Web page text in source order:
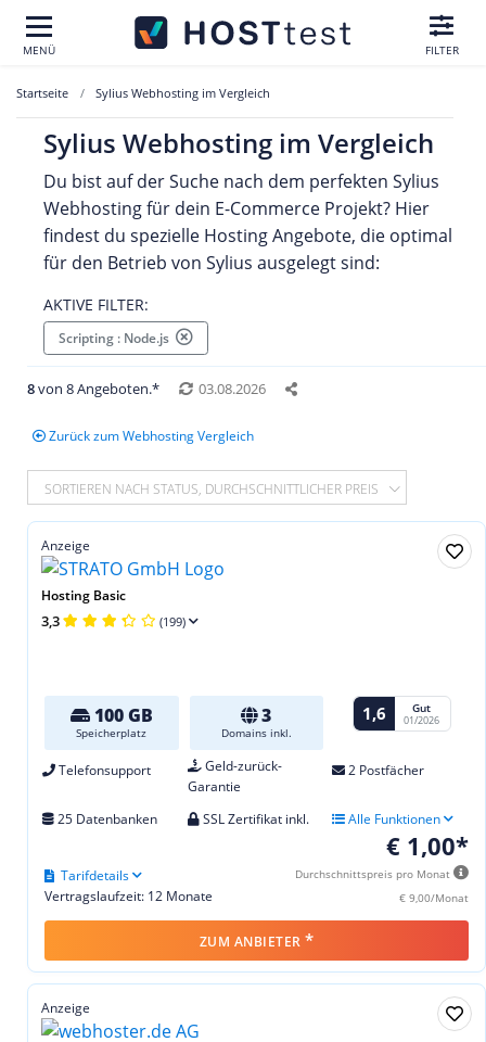
MENÜ FILTER
Startseite Sylius Webhosting im Vergleich
Sylius Webhosting im Vergleich
Du bist auf der Suche nach dem perfekten Sylius
Webhosting für dein E-Commerce Projekt? Hier
findest du spezielle Hosting Angebote, die optimal
für den Betrieb von Sylius ausgelegt sind:
AKTIVE FILTER:
Scripting : Node.js
8von 8 Angeboten.* 03.08.2026
Zurück zum Webhosting Vergleich
SORTIEREN NACH STATUS, DURCHSCHNITTLICHER PREIS
Anzeige
Hosting Basic
3,3 (199)
100 GB
Speicherplatz
3
Domains inkl.
1,6 Gut
01/2026
Telefonsupport
Geld-zurück-
Garantie
2 Postfächer
25 Datenbanken SSL Zertifikat inkl. Alle Funktionen
€ 1,00*
Durchschnittspreis pro Monat
€ 9,00/Monat
Vertragslaufzeit: 12 Monate
Tarifdetails
ZUM ANBIETER *
Anzeige